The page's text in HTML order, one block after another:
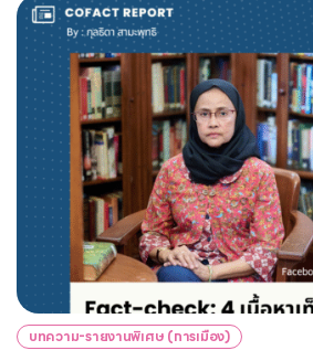
บทความ-รายงานพิเศษ (การเมือง)